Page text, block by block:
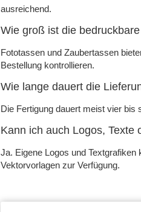
ausreichend.
Wie groß ist die
Fototassen und Zaubertassen
Bestellung kontrollieren.
Wie lange dauert die
Die Fertigung dauert meist vier bis
Kann ich auch Logos, Texte
Ja. Eigene Logos und
Vektorvorlagen zur Verfügung.